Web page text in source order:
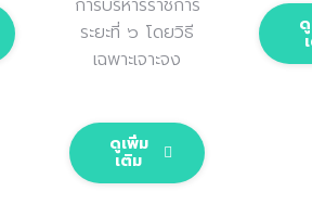
การบริหารราชการ
ระยะที่ ๖ โดยวิธี
เฉพาะเจาะจง
ดูเพิ่ม
เติม